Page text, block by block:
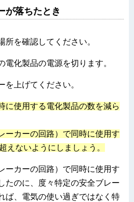
が落ちたとき
所を確認してください。
電化製品の電源を切ります。
を上げてください。
に使用する電化製品の数を減ら
ーカーの回路）で同時に使用す
えないようにしましょう。
ーカーの回路）で同時に使用す
たのに、度々特定の安全ブレー
ば、電気の使い過ぎではなく特